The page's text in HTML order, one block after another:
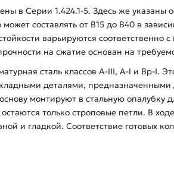
в Серии 1.424.1-5. Здесь же указаны
составлять от В15 до В40 в
варьируются соответственно
на сжатие основан на
сталь классов А-ІІІ, А-І и Вр-
деталями,
монтируют в стальную
только строповые петли. В
и гладкой. Соответствие готовых